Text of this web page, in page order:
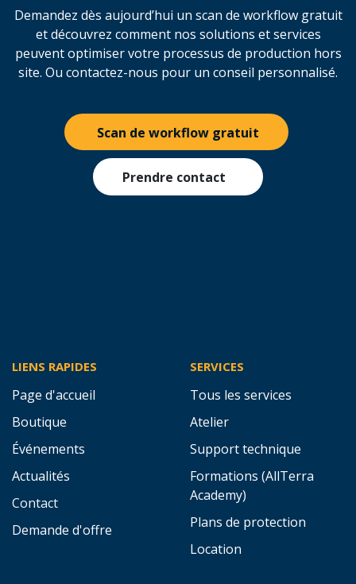
production hors site d’éléments en acier et en
béton, offrant une implantation précise, des
inspections numériques efficaces et un reporting
rapide basé sur le modèle numérique.
Découvrez Trimble Access
Demandez dès aujourd’hui un scan de workflow gratuit
et découvrez comment nos solutions et services
peuvent optimiser votre processus de production hors
site. Ou contactez-nous pour un conseil personnalisé.
Scan de workflow gratuit
Prendre contact